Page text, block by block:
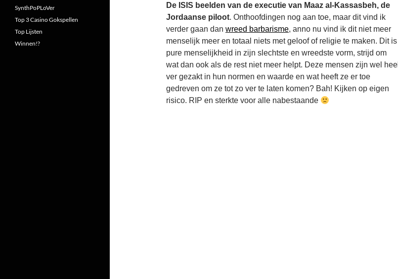
De ISIS beelden van de executie van Maaz al-Kassasbeh, de
Jordaanse piloot. Onthoofdingen nog aan toe, maar dit vind ik
verder gaan dan wreed barbarisme, anno nu vind ik dit niet meer
menselijk meer en totaal niets met geloof of religie te maken. Dit is
pure menselijkheid in zijn slechtste en wreedste vorm, strijd om
wat dan ook als de rest niet meer helpt. Deze mensen zijn wel heel
ver gezakt in hun normen en waarde en wat heeft ze er toe
gedreven om ze tot zo ver te laten komen? Bah! Kijken op eigen
risico. RIP en sterkte voor alle nabestaande
SynthPoPLoVer
Top 3 Casino Gokspellen
Top Lijsten
Winnen!?